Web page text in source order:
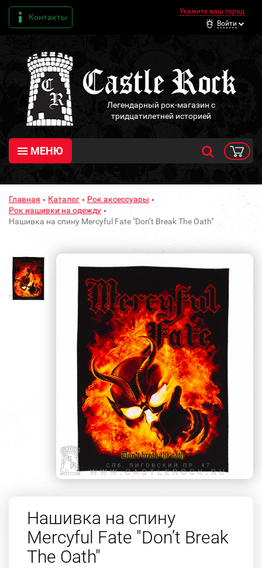
Контакты
Укажите ваш город
Войти
Легендарный рок-магазин с
тридцатилетней историей
МЕНЮ
Главная Каталог
Рок аксессуары
Рок нашивки на одежду
Нашивка на спину Mercyful Fate "Don’t Break The Oath"
Нашивка на спину
Mercyful Fate "Don’t Break
The Oath"